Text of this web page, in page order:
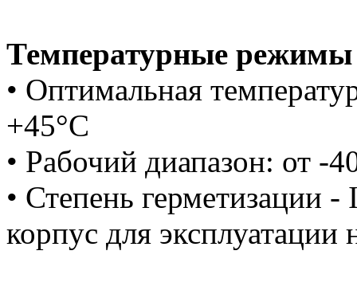
Температурные
• Оптимальная
+45°C
• Рабочий диапазон: от -
• Степень герметизации
корпус для эксплуатации